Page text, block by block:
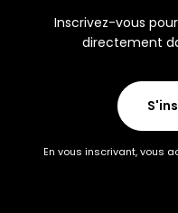
Inscrivez-vous
directement
En vous inscrivant, vous